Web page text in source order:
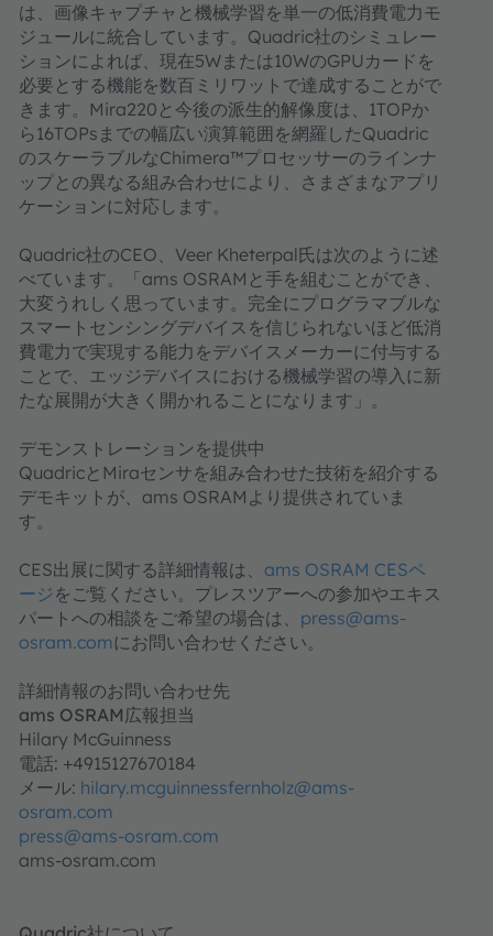
は、画像キャプチャと機械学習を単一の低消費電力モ
ジュールに統合しています。Quadric社のシミュレー
ションによれば、現在5Wまたは10WのGPUカードを
必要とする機能を数百ミリワットで達成することがで
きます。Mira220と今後の派生的解像度は、1TOPか
ら16TOPsまでの幅広い演算範囲を網羅したQuadric
のスケーラブルなChimera™プロセッサーのラインナ
ップとの異なる組み合わせにより、さまざまなアプリ
ケーションに対応します。
Quadric社のCEO、Veer Kheterpal氏は次のように述
べています。「ams OSRAMと手を組むことができ、
大変うれしく思っています。完全にプログラマブルな
スマートセンシングデバイスを信じられないほど低消
費電力で実現する能力をデバイスメーカーに付与する
ことで、エッジデバイスにおける機械学習の導入に新
たな展開が大きく開かれることになります」。
デモンストレーションを提供中
QuadricとMiraセンサを組み合わせた技術を紹介する
デモキットが、ams OSRAMより提供されていま
す。
CES出展に関する詳細情報は、 ams OSRAM CESペ
ージをご覧ください。プレスツアーへの参加やエキス
パートへの相談をご希望の場合は、 press@ams-
osram.comにお問い合わせください。
詳細情報のお問い合わせ先
ams OSRAM広報担当
Hilary McGuinness
電話: +4915127670184
メール: hilary.mcguinnessfernholz@ams-
osram.com
press@ams-osram.com
ams-osram.com